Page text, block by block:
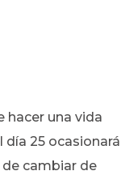
hacer una vida
día 25 ocasionará
cambiar de